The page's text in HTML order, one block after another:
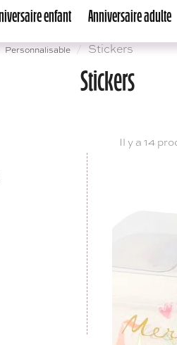
enfant Anniversaire adulte
Personnalisable Stickers
Stickers
Il y a 14